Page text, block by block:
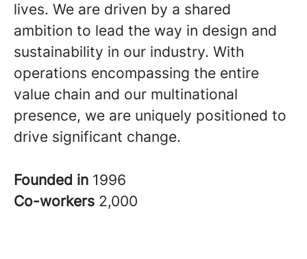
lives. We are driven by a shared
ambition to lead the way in design and
sustainability in our industry. With
operations encompassing the entire
value chain and our multinational
presence, we are uniquely positioned to
drive significant change.
Founded in 1996
Co-workers 2,000